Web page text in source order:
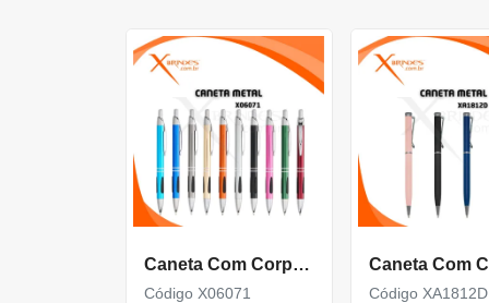
Caneta Com Corpo De Metal Carga Azul E Acionamento Por Clique X06071
Código X06071 Código XA1812D